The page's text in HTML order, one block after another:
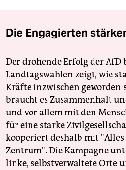
Die Engagierten
Der drohende Erfolg der AfD
Landtagswahlen zeigt, wie
Kräfte inzwischen geworden
braucht es Zusammenhalt
und vor allem mit den
für eine starke
kooperiert deshalb mit
Zentrum". Die Kampagne
linke, selbstverwaltete Orte